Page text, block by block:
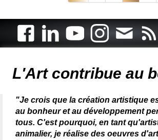
L'Art contribue au
"Je crois que la création artistique
au bonheur et au développement
tous. C'est pourquoi, en tant
animalier, je réalise des oeuvres